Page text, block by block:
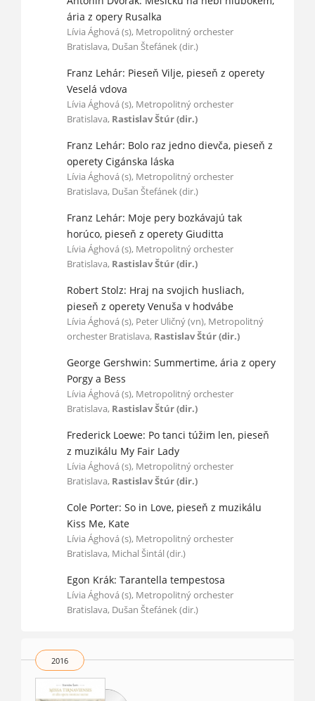
ária z opery Rusalka
Lívia Ághová (s), Metropolitný orchester
Bratislava, Dušan Štefánek (dir.)
Franz Lehár: Pieseň Vilje, pieseň z operety
Veselá vdova
Lívia Ághová (s), Metropolitný orchester
Bratislava, Rastislav Štúr (dir.)
Franz Lehár: Bolo raz jedno dievča, pieseň z
operety Cigánska láska
Lívia Ághová (s), Metropolitný orchester
Bratislava, Dušan Štefánek (dir.)
Franz Lehár: Moje pery bozkávajú tak
horúco, pieseň z operety Giuditta
Lívia Ághová (s), Metropolitný orchester
Bratislava, Rastislav Štúr (dir.)
Robert Stolz: Hraj na svojich husliach,
pieseň z operety Venuša v hodvábe
Lívia Ághová (s), Peter Uličný (vn), Metropolitný
orchester Bratislava, Rastislav Štúr (dir.)
George Gershwin: Summertime, ária z opery
Porgy a Bess
Lívia Ághová (s), Metropolitný orchester
Bratislava, Rastislav Štúr (dir.)
Frederick Loewe: Po tanci túžim len, pieseň
z muzikálu My Fair Lady
Lívia Ághová (s), Metropolitný orchester
Bratislava, Rastislav Štúr (dir.)
Cole Porter: So in Love, pieseň z muzikálu
Kiss Me, Kate
Lívia Ághová (s), Metropolitný orchester
Bratislava, Michal Šintál (dir.)
Egon Krák: Tarantella tempestosa
Lívia Ághová (s), Metropolitný orchester
Bratislava, Dušan Štefánek (dir.)
2016